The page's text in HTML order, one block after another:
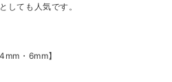
しても人気です。
・6mm】